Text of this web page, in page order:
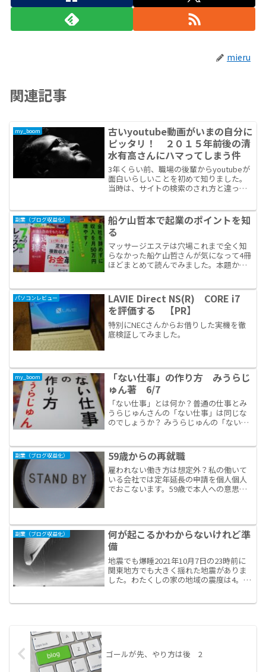
mieru
関連記事
my_boom
古いyoutube動画がいまの自分に
ピッタリ！ ２０１５年前後の清
水有高さんにハマってしまう件
3年くらい前、職場の後輩からyoutubeが
面白いらしいことを初めて知りました。
当時は、サイトの検索のされ方と違っ
いんで、あんましyoutubeを見ていませ
んでした。普...
副業（ブログ収益化）
船ケ山哲本で起業のポイントを知
る
マッサージエステは穴場これまで全く知
らなかった船ケ山哲さんが気になって4冊
ほどまとめて読んでみました。本題から
きます。エステで起業された成功事例も
紹介されているけれど、...
パソコンレビュー
LAVIE Direct NS(R) CORE i7
を評価する 【PR】
特別にNECさんからお借りした実機を徹
底検証してみました。
my_boom
「ない仕事」の作り方 みうらじ
ゅん著 6/7
「ない仕事」とは何か？普通の仕事とみ
うらじゅんさんの「ない仕事」は同じな
のでしょうか？ みうらじゅんの「ない仕
す。命名されていない仕事だからです。
職業として認知されてい...
副業（ブログ収益化） 59歳からの再就職
雇われない働き方は想定外？私の働いて
いる会社では定年延長の申請を個人個人
でおこないます。59歳で本人への意思確
副業禁止の当社にあっ...
副業（ブログ収益化）
何が起こるかわからないけれど準
備
地震でも爆睡2021年10月7日の23時前に
関東地方でも大きく揺れた地震がありま
した。わたくしの家の地域の震度は4。ち
風呂に入ってからテレビをつけると、埼
ゴールが先、やり方は後 2